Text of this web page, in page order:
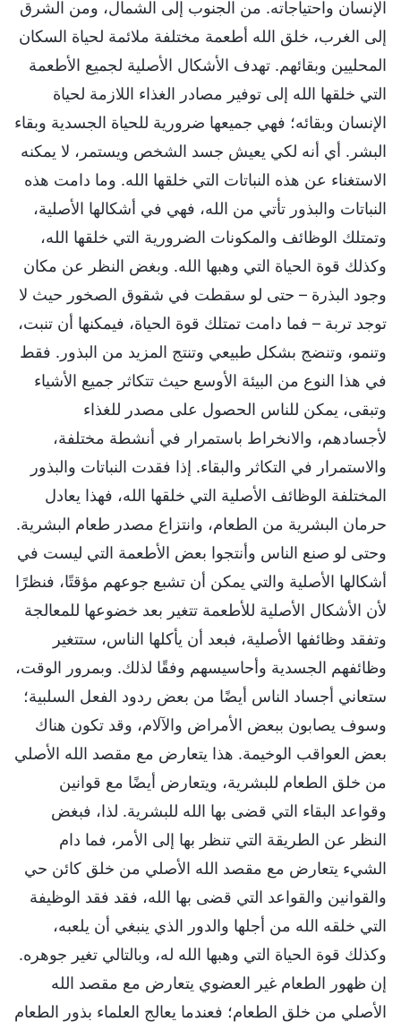
الإنسان واحتياجاته. من الجنوب إلى الشمال، ومن الشرق
إلى الغرب، خلق الله أطعمة مختلفة ملائمة لحياة السكان
المحليين وبقائهم. تهدف الأشكال الأصلية لجميع الأطعمة
التي خلقها الله إلى توفير مصادر الغذاء اللازمة لحياة
الإنسان وبقائه؛ فهي جميعها ضرورية للحياة الجسدية وبقاء
البشر. أي أنه لكي يعيش جسد الشخص ويستمر، لا يمكنه
الاستغناء عن هذه النباتات التي خلقها الله. وما دامت هذه
النباتات والبذور تأتي من الله، فهي في أشكالها الأصلية،
وتمتلك الوظائف والمكونات الضرورية التي خلقها الله،
وكذلك قوة الحياة التي وهبها الله. وبغض النظر عن مكان
وجود البذرة – حتى لو سقطت في شقوق الصخور حيث لا
توجد تربة – فما دامت تمتلك قوة الحياة، فيمكنها أن تنبت،
وتنمو، وتنضج بشكل طبيعي وتنتج المزيد من البذور. فقط
في هذا النوع من البيئة الأوسع حيث تتكاثر جميع الأشياء
وتبقى، يمكن للناس الحصول على مصدر للغذاء
لأجسادهم، والانخراط باستمرار في أنشطة مختلفة،
والاستمرار في التكاثر والبقاء. إذا فقدت النباتات والبذور
المختلفة الوظائف الأصلية التي خلقها الله، فهذا يعادل
حرمان البشرية من الطعام، وانتزاع مصدر طعام البشرية.
وحتى لو صنع الناس وأنتجوا بعض الأطعمة التي ليست في
أشكالها الأصلية والتي يمكن أن تشبع جوعهم مؤقتًا، فنظرًا
لأن الأشكال الأصلية للأطعمة تتغير بعد خضوعها للمعالجة
وتفقد وظائفها الأصلية، فبعد أن يأكلها الناس، ستتغير
وظائفهم الجسدية وأحاسيسهم وفقًا لذلك. وبمرور الوقت،
ستعاني أجساد الناس أيضًا من بعض ردود الفعل السلبية؛
وسوف يصابون ببعض الأمراض والآلام، وقد تكون هناك
بعض العواقب الوخيمة. هذا يتعارض مع مقصد الله الأصلي
من خلق الطعام للبشرية، ويتعارض أيضًا مع قوانين
وقواعد البقاء التي قضى بها الله للبشرية. لذا، فبغض
النظر عن الطريقة التي تنظر بها إلى الأمر، فما دام
الشيء يتعارض مع مقصد الله الأصلي من خلق كائن حي
والقوانين والقواعد التي قضى بها الله، فقد فقد الوظيفة
التي خلقه الله من أجلها والدور الذي ينبغي أن يلعبه،
وكذلك قوة الحياة التي وهبها الله له، وبالتالي تغير جوهره.
إن ظهور الطعام غير العضوي يتعارض مع مقصد الله
الأصلي من خلق الطعام؛ فعندما يعالج العلماء بذور الطعام